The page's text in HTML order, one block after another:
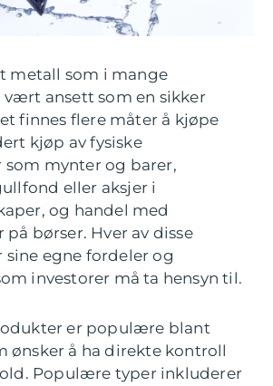
metall som i mange
vært ansett som en sikker
finnes flere måter å kjøpe
kjøp av fysiske
mynter og barer,
eller aksjer i
og handel med
børser. Hver av disse
sine egne fordeler og
investorer må ta hensyn til.
er populære blant
ønsker å ha direkte kontroll
Populære typer inkluderer